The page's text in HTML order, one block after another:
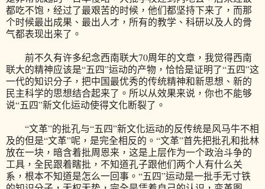
都吃不饱，经过了最艰苦的时候，他们都坚持下来了，而那
个时候最出成果、最出人才，所有的教学、科研以及人的骨
气都表现出来了。
前不久有许多纪念西南联大70周年的文章，我觉得西南
联大的精神应该是“五四”运动的产物，恰恰是证明了“五四”这
一代的知识分子，把中国最优秀的传统精神和新思想、新的
民主科学的思想结合起来了。所以从效果来说，你也不能够
说“五四”新文化运动使得文化断裂了。
“文革”的批孔与“五四”新文化运动的反传统是风马牛不相
及的但是“文革”呢，是完全相反的。“文革”首先把批孔和批林
放在一块，暗含着批周恩来，这是上层作为一个政治斗争的
工具，全民跟着瞎批，不知道孔子跟他们两个人有什么关
系，根本不知道是怎么一回事。“五四”运动是一批手无寸铁